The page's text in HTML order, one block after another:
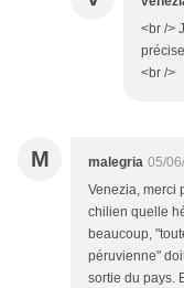
<br />
<br />
M malegria 05/
Venezia, merci
chilien quelle
beaucoup,
péruvienne"
sortie du pays.